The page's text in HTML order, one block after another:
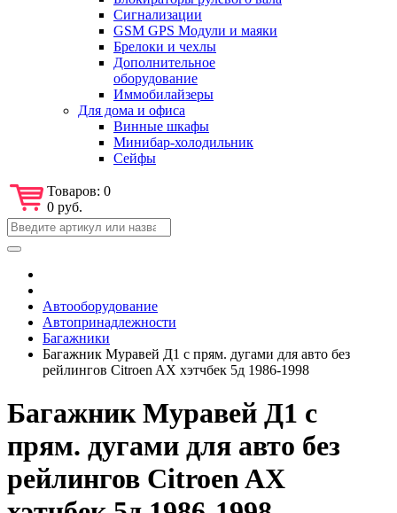
Сигнализации
GSM GPS Модули и маяки
Брелоки и чехлы
Дополнительное
оборудование
Иммобилайзеры
Для дома и офиса
Винные шкафы
Минибар-холодильник
Сейфы
Товаров: 0
0 руб.
Автооборудование
Автопринадлежности
Багажники
Багажник Муравей Д1 с прям. дугами для авто без
рейлингов Citroen AX хэтчбек 5д 1986-1998
Багажник Муравей Д1 с
прям. дугами для авто без
рейлингов Citroen AX